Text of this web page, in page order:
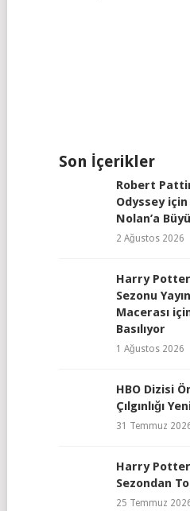
Son İçerikler
Robert
Odyssey
Nolan’a
2 Ağustos 2026
Harry
Sezonu
Macerası
Basılıyor
1 Ağustos 2026
HBO Dizisi
Çılgınlığı
31 Temmuz
Harry
Sezondan
25 Temmuz